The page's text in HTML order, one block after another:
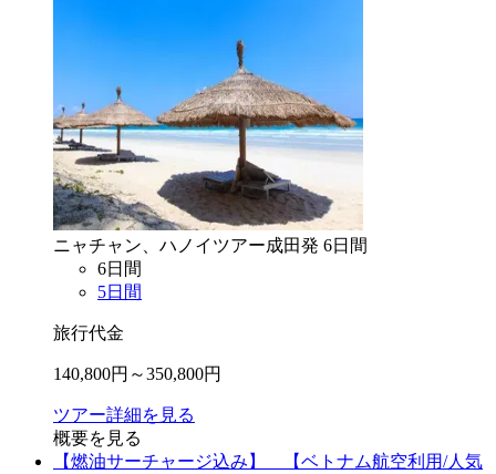
ニャチャン、ハノイ ツアー成田発 6日間
6日間
5日間
旅行代金
140,800円～350,800円
ツアー詳細を見る
概要を見る
【燃油サーチャージ込み】 【ベトナム航空利用/人気